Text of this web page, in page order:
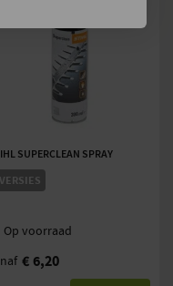
SUPERCLEAN SPRAY
Op voorraad
€ 6,20